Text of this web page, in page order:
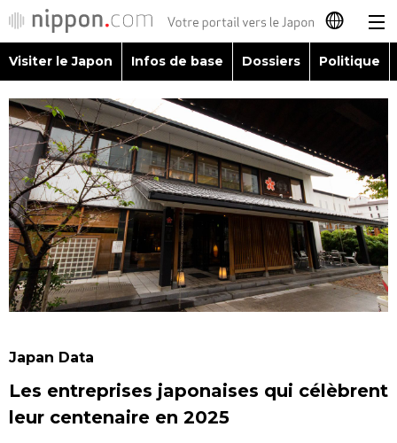
日本語
简体字
繁體字
Español
العربية
Visiter le Japon
Infos de base
Dossiers
Société
Visiter le Japon Infos de base Dossiers Politique
Japan Data
Les entreprises japonaises qui célèbrent
leur centenaire en 2025